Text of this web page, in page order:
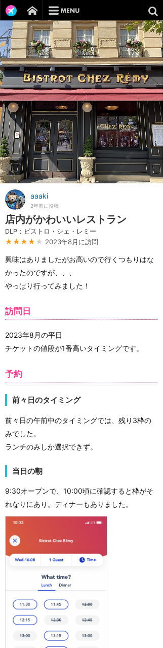
aaaki
2年前に投稿
店内がかわいいレストラン
DLP：ビストロ・シェ・レミー
★★★★ ★ 2023年8月に訪問
興味はありましたがお高いので行くつもりはな
かったのですが、、、
やっぱり行ってみました！
訪問日
2023年8月の平日
チケットの値段が1番高いタイミングです。
予約
前々日のタイミング
前々日の午前中のタイミングでは、残り3枠の
みでした。
ランチのみしか選択できず。
当日の朝
9:30オープンで、10:00頃に確認すると枠がそ
れなりにあり。ディナーもありました。